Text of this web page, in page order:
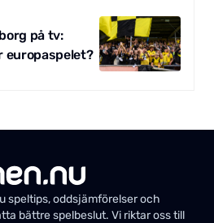
på tv:
europaspelet?
speltips, oddsjämförelser och
bättre spelbeslut. Vi riktar oss till